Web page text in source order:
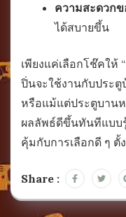
ความสะดวกข
ได้สบายขึ้น
เพียงแค่เลือกโช๊คให้
ปิ่นจะใช้งานกับประตู
หรือแม้แต่ประตูบาน
ผลลัพธ์ดีขึ้นทันทีแบบ
คุ้มกับการเลือกดี ๆ
Share :